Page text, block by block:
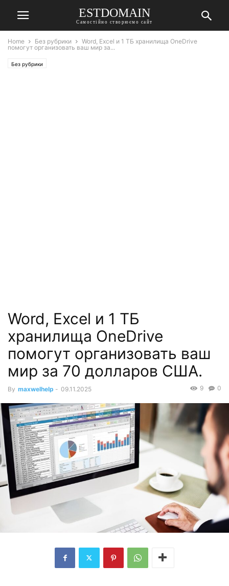
ESTDOMAIN
Самостійно створюємо сайт
Home Без рубрики
Word, Excel и 1 ТБ хранилища OneDrive
помогут организовать ваш мир за...
Без рубрики
Word, Excel и 1 ТБ
хранилища OneDrive
помогут организовать ваш
мир за 70 долларов США.
By maxwelhelp - 09.11.2025 0
9